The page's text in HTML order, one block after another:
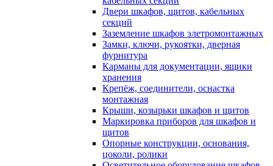
Двери шкафов, щитов, кабельных
секций
Заземление шкафов элетромонтажных
Замки, ключи, рукоятки, дверная
фурнитура
Карманы для документации, ящики
хранения
Крепёж, соединители, оснастка
монтажная
Крыши, козырьки шкафов и щитов
Маркировка приборов для шкафов и
щитов
Опорные конструкции, основания,
цоколи, ролики